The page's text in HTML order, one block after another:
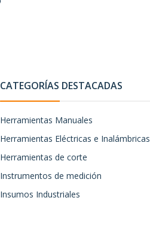
CATEGORÍAS DESTACADAS
Herramientas Manuales
Herramientas Eléctricas e Inalámbricas
Herramientas de corte
Instrumentos de medición
Insumos Industriales